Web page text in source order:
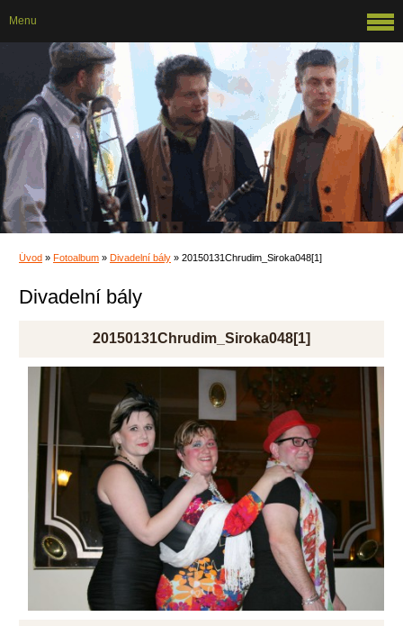
Úvod » Fotoalbum » Divadelní bály » 20150131Chrudim_Siroka048[1]
Divadelní bály
20150131Chrudim_Siroka048[1]
Menu